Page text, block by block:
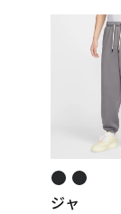
ジャ